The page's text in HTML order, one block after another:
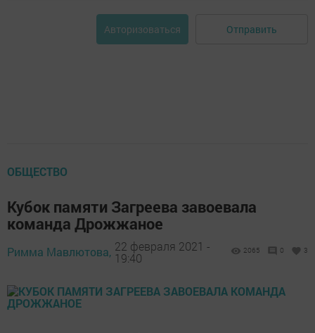
Авторизоваться Отправить
ОБЩЕСТВО
Кубок памяти Загреева завоевала
команда Дрожжаное
Римма Мавлютова, 22 февраля 2021 -
19:40
2065 0 3